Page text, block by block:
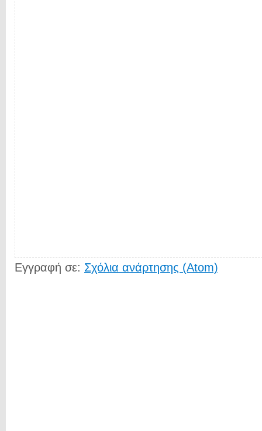
Εγγραφή σε: Σχόλια ανάρτησης (Atom)